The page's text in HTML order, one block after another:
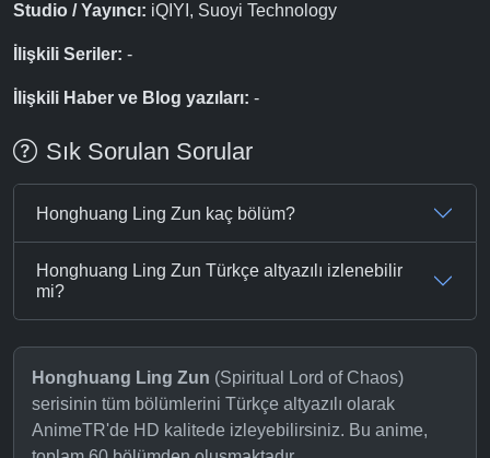
Studio / Yayıncı: iQIYI, Suoyi Technology
İlişkili Seriler: -
İlişkili Haber ve Blog yazıları: -
Sık Sorulan Sorular
Honghuang Ling Zun kaç bölüm?
Honghuang Ling Zun Türkçe altyazılı izlenebilir
mi?
Honghuang Ling Zun (Spiritual Lord of Chaos)
serisinin tüm bölümlerini Türkçe altyazılı olarak
AnimeTR'de HD kalitede izleyebilirsiniz. Bu anime,